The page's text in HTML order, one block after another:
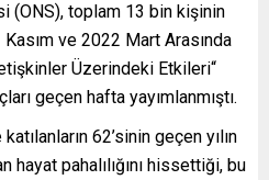
(ONS), toplam 13 bin kişinin
Kasım ve 2022 Mart Arasında
Üzerindeki Etkileri“
geçen hafta yayımlanmıştı.
62’sinin geçen yılın
hayat pahalılığını hissettiği, bu